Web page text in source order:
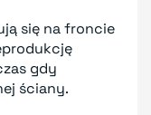
się na froncie
gdy
ściany.